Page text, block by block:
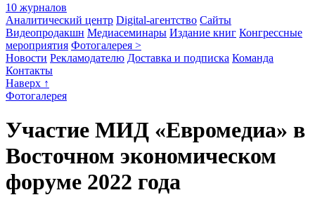
10 журналов
Аналитический центр Digital-агентство Сайты
Видеопродакшн Медиасеминары Издание книг Конгрессные
мероприятия Фотогалерея >
Новости Рекламодателю Доставка и подписка Команда
Контакты
Наверх ↑
Фотогалерея
Участие МИД «Евромедиа» в
Восточном экономическом
форуме 2022 года